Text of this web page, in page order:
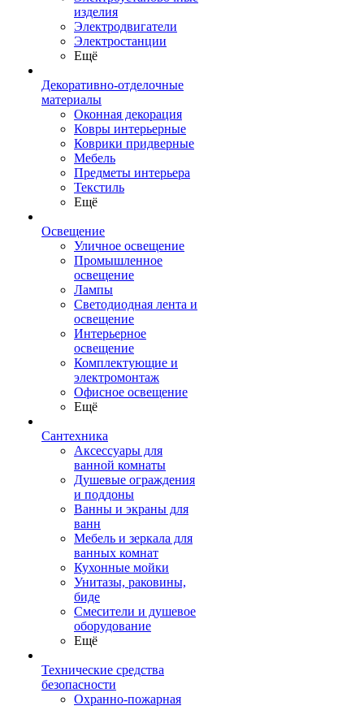
изделия
Электродвигатели
Электростанции
Ещё
Декоративно-отделочные
материалы
Оконная декорация
Ковры интерьерные
Коврики придверные
Мебель
Предметы интерьера
Текстиль
Ещё
Освещение
Уличное освещение
Промышленное
освещение
Лампы
Светодиодная лента и
освещение
Интерьерное
освещение
Комплектующие и
электромонтаж
Офисное освещение
Ещё
Сантехника
Аксессуары для
ванной комнаты
Душевые ограждения
и поддоны
Ванны и экраны для
ванн
Мебель и зеркала для
ванных комнат
Кухонные мойки
Унитазы, раковины,
биде
Смесители и душевое
оборудование
Ещё
Технические средства
безопасности
Охранно-пожарная